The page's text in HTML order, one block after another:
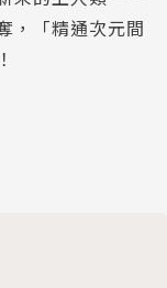
，「精通次元間